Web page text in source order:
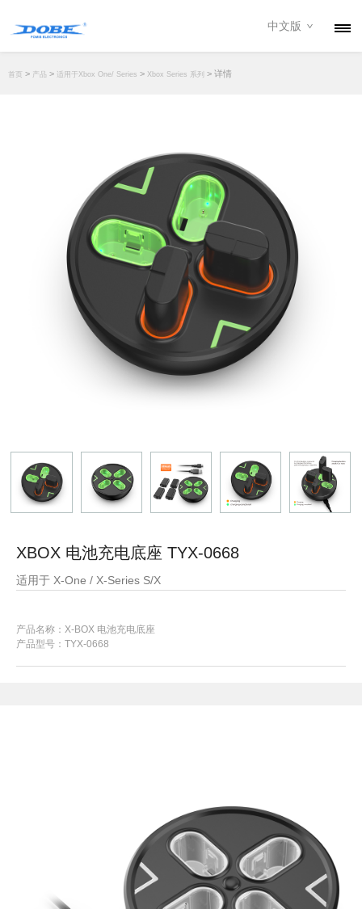
下载专区
经销商
中文版
首页 > 产品 > 适用于Xbox One/ Series > Xbox Series 系列 > 详情
XBOX 电池充电底座 TYX-0668
适用于 X-One / X-Series S/X
产品名称：X-BOX 电池充电底座
产品型号：TYX-0668